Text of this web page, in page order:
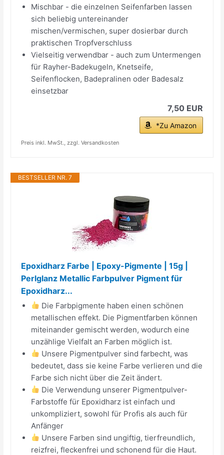
Mischbar - die einzelnen Seifenfarben lassen
sich beliebig untereinander
mischen/vermischen, super dosierbar durch
praktischen Tropfverschluss
Vielseitig verwendbar - auch zum Untermengen
für Rayher-Badekugeln, Knetseife,
Seifenflocken, Badepralinen oder Badesalz
einsetzbar
7,50 EUR
*Zu Amazon
Preis inkl. MwSt., zzgl. Versandkosten
BESTSELLER NR. 7
Epoxidharz Farbe | Epoxy-Pigmente | 15g |
Perlglanz Metallic Farbpulver Pigment für
Epoxidharz...
Die Farbpigmente haben einen schönen
metallischen effekt. Die Pigmentfarben können
miteinander gemischt werden, wodurch eine
unzählige Vielfalt an Farben möglich ist.
Unsere Pigmentpulver sind farbecht, was
bedeutet, dass sie keine Farbe verlieren und die
Farbe sich nicht über die Zeit ändert.
Die Verwendung unserer Pigmentpulver-
Farbstoffe für Epoxidharz ist einfach und
unkompliziert, sowohl für Profis als auch für
Anfänger
Unsere Farben sind ungiftig, tierfreundlich,
reizfrei, fleckenfrei und schonend für die Haut.